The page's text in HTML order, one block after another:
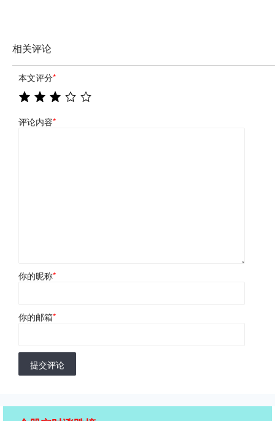
相关评论
本文评分*
评论内容*
你的昵称*
你的邮箱*
提交评论